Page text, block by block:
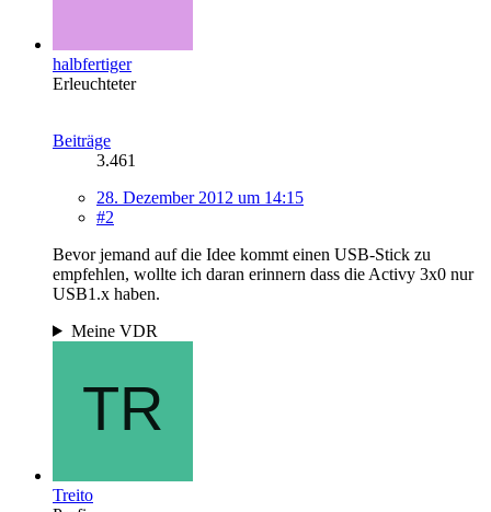
halbfertiger
Erleuchteter
Beiträge
3.461
28. Dezember 2012 um 14:15
#2
Bevor jemand auf die Idee kommt einen USB-Stick zu
empfehlen, wollte ich daran erinnern dass die Activy 3x0 nur
USB1.x haben.
Meine VDR
Treito